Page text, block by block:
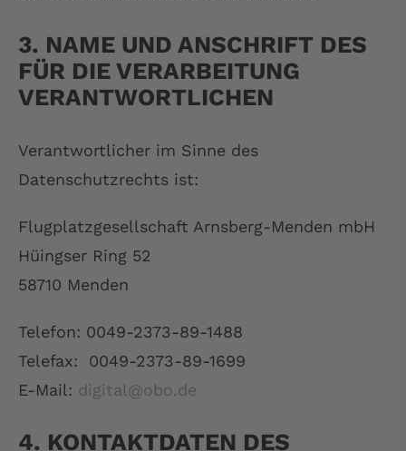
3. NAME UND ANSCHRIFT DES
FÜR DIE VERARBEITUNG
VERANTWORTLICHEN
Verantwortlicher im Sinne des
Datenschutzrechts ist:
Flugplatzgesellschaft Arnsberg-Menden mbH
Hüingser Ring 52
58710 Menden
Telefon: 0049-2373-89-1488
Telefax: 0049-2373-89-1699
E-Mail: digital@obo.de
4. KONTAKTDATEN DES